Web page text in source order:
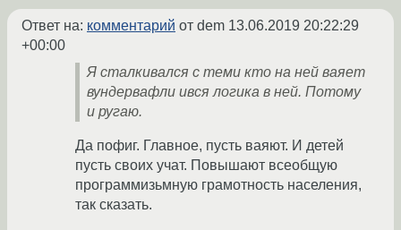
Ответ на: комментарий от dem 13.06.2019 20:22:29
+00:00
Я сталкивался с теми кто на ней ваяет
вундервафли ився логика в ней. Потому
и ругаю.
Да пофиг. Главное, пусть ваяют. И детей
пусть своих учат. Повышают всеобщую
программизьмную грамотность населения,
так сказать.